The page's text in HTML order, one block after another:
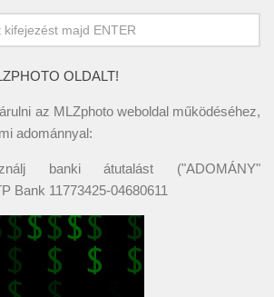
OLDALT!
az MLZphoto weboldal működéséhez,
adománnyal:
banki átutalást ("ADOMÁNY"
Bank 11773425-04680611